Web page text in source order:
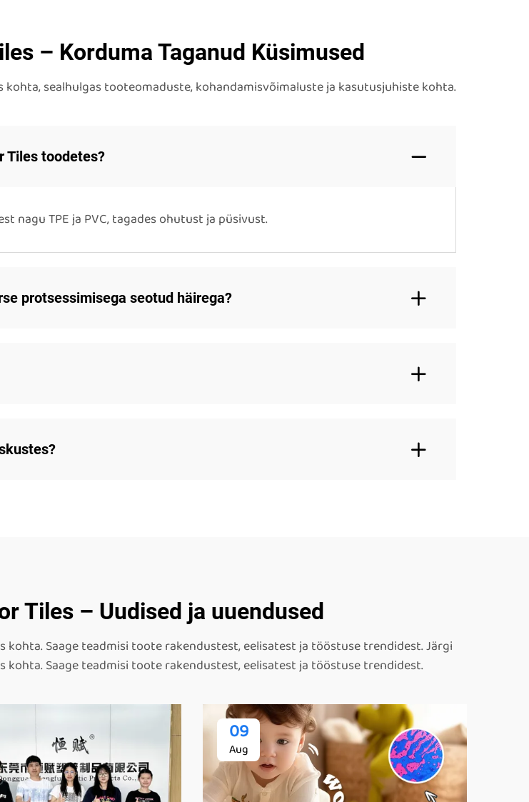
– Korduma Taganud Küsimused
sealhulgas tooteomaduste, kohandamisvõimaluste ja kasutusjuhiste kohta.
Tiles toodetes?
nagu TPE ja PVC, tagades ohutust ja püsivust.
protsessimisega seotud häirega?
Tiles – Uudised ja uuendused
kohta. Saage teadmisi toote rakendustest, eelisatest ja tööstuse trendidest. Järgi
kohta. Saage teadmisi toote rakendustest, eelisatest ja tööstuse trendidest.
09
Aug